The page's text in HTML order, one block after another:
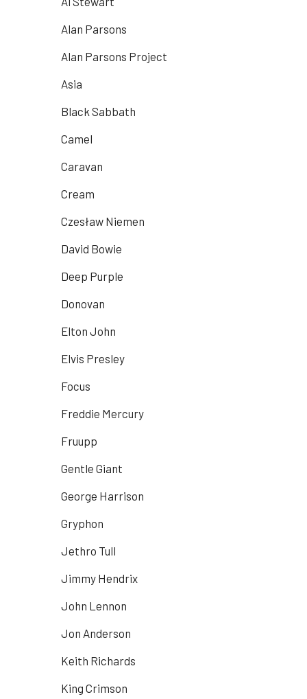
Alan Parsons
Alan Parsons Project
Asia
Black Sabbath
Camel
Caravan
Cream
Czesław Niemen
David Bowie
Deep Purple
Donovan
Elton John
Elvis Presley
Focus
Freddie Mercury
Fruupp
Gentle Giant
George Harrison
Gryphon
Jethro Tull
Jimmy Hendrix
John Lennon
Jon Anderson
Keith Richards
King Crimson